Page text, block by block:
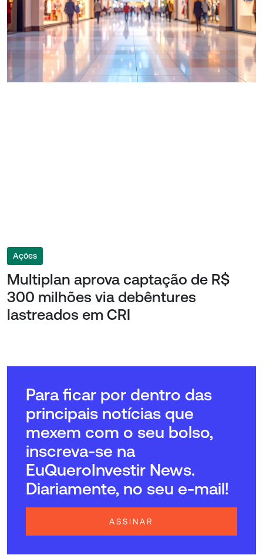
Ações
Multiplan aprova captação de R$
300 milhões via debêntures
lastreados em CRI
Para ficar por dentro das
principais notícias que
mexem com o seu bolso,
inscreva-se na
EuQueroInvestir News.
Diariamente, no seu e-mail!
ASSINAR